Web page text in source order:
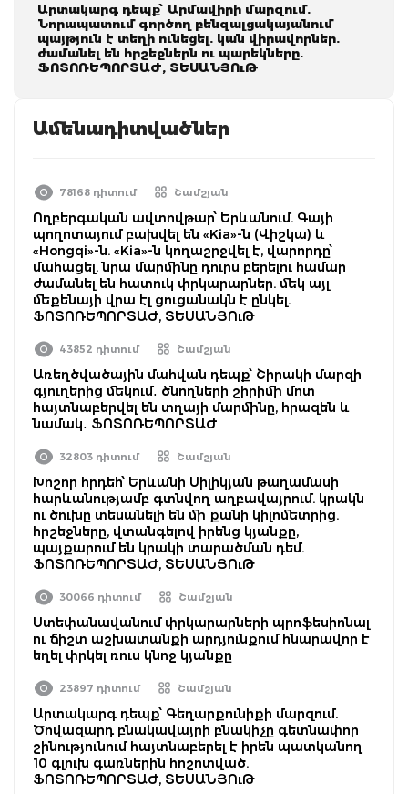
Արտակարգ դեպք՝ Արմավիրի մարզում.
Նորապատում գործող բենզալցակայանում
պայթյուն է տեղի ունեցել. կան վիրավորներ.
ժամանել են հրշեջներն ու պարեկները.
ՖՈՏՈՌԵՊՈՐՏԱԺ, ՏԵՍԱՆՅՈւԹ
Ամենադիտվածներ
78168 դիտում Շամշյան
Ողբերգական ավտովթար՝ Երևանում. Գայի
պողոտայում բախվել են «Kia»-ն (Վիշկա) և
«Hongqi»-ն. «Kia»-ն կողաշրջվել է, վարորդը՝
մահացել. նրա մարմինը դուրս բերելու համար
ժամանել են հատուկ փրկարարներ. մեկ այլ
մեքենայի վրա էլ ցուցանակն է ընկել.
ՖՈՏՈՌԵՊՈՐՏԱԺ, ՏԵՍԱՆՅՈւԹ
43852 դիտում Շամշյան
Առեղծվածային մահվան դեպք՝ Շիրակի մարզի
գյուղերից մեկում․ ծնողների շիրիմի մոտ
հայտնաբերվել են տղայի մարմինը, հրազեն և
նամակ․ ՖՈՏՈՌԵՊՈՐՏԱԺ
32803 դիտում Շամշյան
Խոշոր հրդեհ՝ Երևանի Սիլիկյան թաղամասի
հարևանությամբ գտնվող աղբավայրում. կրակն
ու ծուխը տեսանելի են մի քանի կիլոմետրից.
հրշեջները, վտանգելով իրենց կյանքը,
պայքարում են կրակի տարածման դեմ.
ՖՈՏՈՌԵՊՈՐՏԱԺ, ՏԵՍԱՆՅՈւԹ
30066 դիտում Շամշյան
Ստեփանավանում փրկարարների պրոֆեսիոնալ
ու ճիշտ աշխատանքի արդյունքում հնարավոր է
եղել փրկել ռուս կնոջ կյանքը
23897 դիտում Շամշյան
Արտակարգ դեպք՝ Գեղարքունիքի մարզում.
Ծովազարդ բնակավայրի բնակիչը գետնափոր
շինությունում հայտնաբերել է իրեն պատկանող
10 գլուխ գառներին հոշոտված.
ՖՈՏՈՌԵՊՈՐՏԱԺ, ՏԵՍԱՆՅՈւԹ